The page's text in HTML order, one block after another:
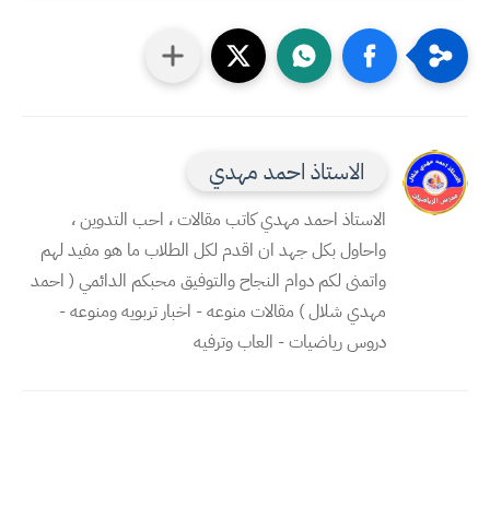
الاستاذ احمد مهدي
الاستاذ احمد مهدي كاتب مقالات ، احب التدوين ،
واحاول بكل جهد ان اقدم لكل الطلاب ما هو مفيد لهم
واتمنى لكم دوام النجاح والتوفيق محبكم الدائمي ( احمد
مهدي شلال ) مقالات منوعه - اخبار تربويه ومنوعه -
دروس رياضيات - العاب وترفيه